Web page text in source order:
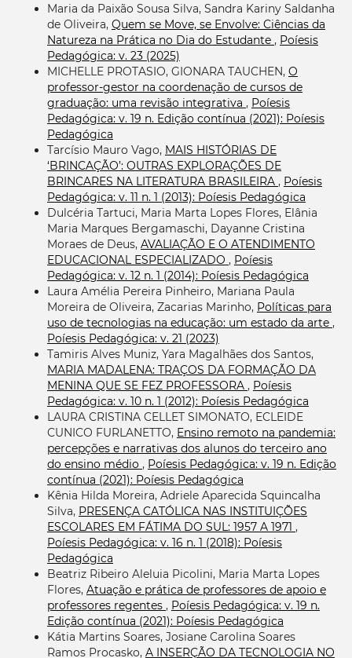
Maria da Paixão Sousa Silva, Sandra Kariny Saldanha
de Oliveira, Quem se Move, se Envolve: Ciências da
Natureza na Prática no Dia do Estudante , Poíesis
Pedagógica: v. 23 (2025)
MICHELLE PROTASIO, GIONARA TAUCHEN, O
professor-gestor na coordenação de cursos de
graduação: uma revisão integrativa , Poíesis
Pedagógica: v. 19 n. Edição contínua (2021): Poíesis
Pedagógica
Tarcísio Mauro Vago, MAIS HISTÓRIAS DE
‘BRINCAÇÃO’: OUTRAS EXPLORAÇÕES DE
BRINCARES NA LITERATURA BRASILEIRA , Poíesis
Pedagógica: v. 11 n. 1 (2013): Poíesis Pedagógica
Dulcéria Tartuci, Maria Marta Lopes Flores, Elânia
Maria Marques Bergamaschi, Dayanne Cristina
Moraes de Deus, AVALIAÇÃO E O ATENDIMENTO
EDUCACIONAL ESPECIALIZADO , Poíesis
Pedagógica: v. 12 n. 1 (2014): Poíesis Pedagógica
Laura Amélia Pereira Pinheiro, Mariana Paula
Moreira de Oliveira, Zacarias Marinho, Políticas para
uso de tecnologias na educação: um estado da arte ,
Poíesis Pedagógica: v. 21 (2023)
Tamiris Alves Muniz, Yara Magalhães dos Santos,
MARIA MADALENA: TRAÇOS DA FORMAÇÃO DA
MENINA QUE SE FEZ PROFESSORA , Poíesis
Pedagógica: v. 10 n. 1 (2012): Poíesis Pedagógica
LAURA CRISTINA CELLET SIMONATO, ECLEIDE
CUNICO FURLANETTO, Ensino remoto na pandemia:
percepções e narrativas dos alunos do terceiro ano
do ensino médio , Poíesis Pedagógica: v. 19 n. Edição
contínua (2021): Poíesis Pedagógica
Kênia Hilda Moreira, Adriele Aparecida Squincalha
Silva, PRESENÇA CATÓLICA NAS INSTITUIÇÕES
ESCOLARES EM FÁTIMA DO SUL: 1957 A 1971 ,
Poíesis Pedagógica: v. 16 n. 1 (2018): Poíesis
Pedagógica
Beatriz Ribeiro Aleluia Picolini, Maria Marta Lopes
Flores, Atuação e prática de professores de apoio e
professores regentes , Poíesis Pedagógica: v. 19 n.
Edição contínua (2021): Poíesis Pedagógica
Kátia Martins Soares, Josiane Carolina Soares
Ramos Procasko, A INSERÇÃO DA TECNOLOGIA NO